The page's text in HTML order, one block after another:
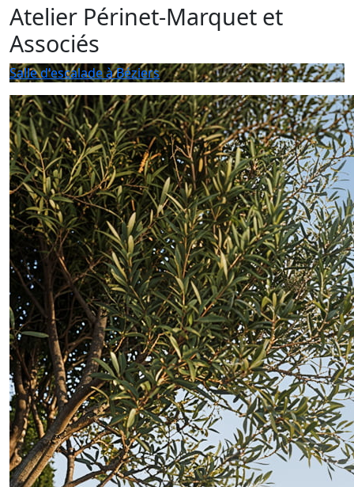
Atelier Périnet-Marquet et
Associés
Salle d'escalade à Béziers